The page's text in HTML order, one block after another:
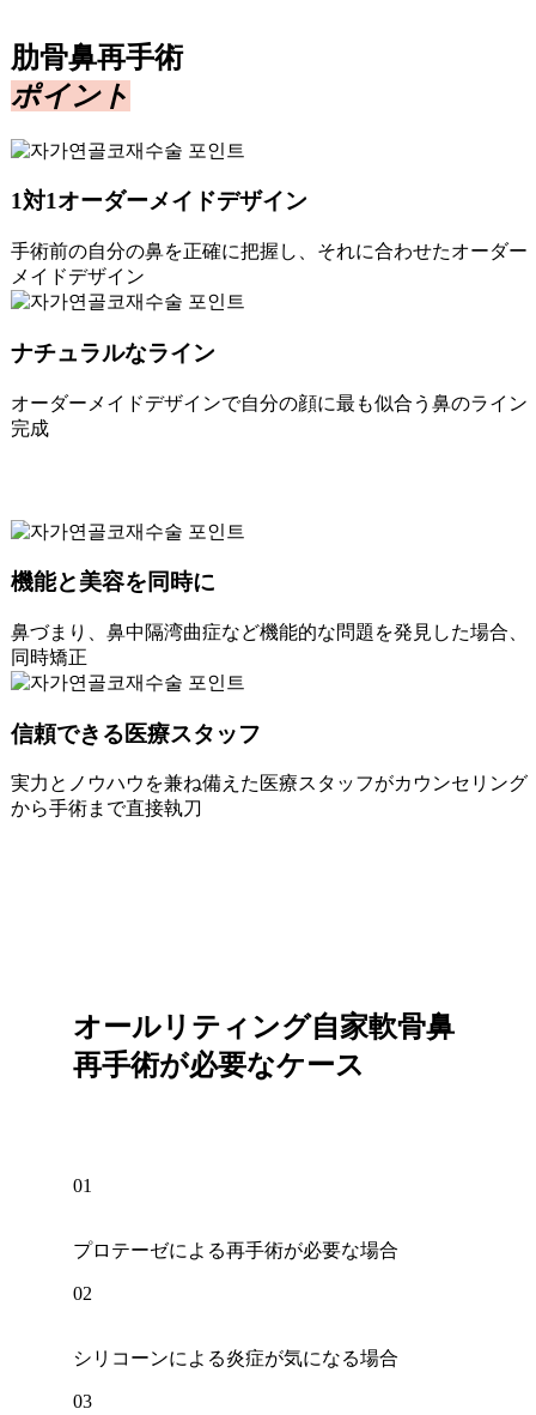
肋骨鼻再手術
ポイント
1対1オーダーメイドデザイン
手術前の自分の鼻を正確に把握し、それに合わせたオーダー
メイドデザイン
ナチュラルなライン
オーダーメイドデザインで自分の顔に最も似合う鼻のライン
完成
機能と美容を同時に
鼻づまり、鼻中隔湾曲症など機能的な問題を発見した場合、
同時矯正
信頼できる医療スタッフ
実力とノウハウを兼ね備えた医療スタッフがカウンセリング
から手術まで直接執刀
オールリティング自家軟骨鼻
再手術が必要なケース
01
プロテーゼによる再手術が必要な場合
02
シリコーンによる炎症が気になる場合
03